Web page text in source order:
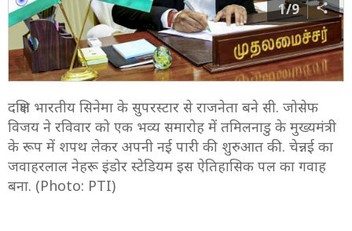
1/9
दक्षिण भारतीय सिनेमा के सुपरस्टार से राजनेता बने सी. जोसेफ
विजय ने रविवार को एक भव्य समारोह में तमिलनाडु के मुख्यमंत्री
के रूप में शपथ लेकर अपनी नई पारी की शुरुआत की. चेन्नई का
जवाहरलाल नेहरू इंडोर स्टेडियम इस ऐतिहासिक पल का गवाह
बना. (Photo: PTI)